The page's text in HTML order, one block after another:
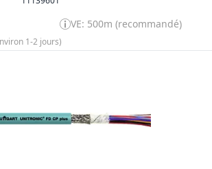
VE: 500m (recommandé)
1-2 jours)